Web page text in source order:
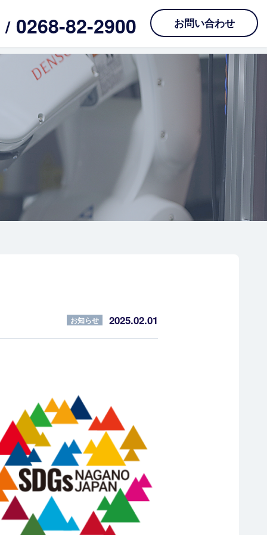
/ 0268-82-2900 お問い合わせ
お知らせ 2025.02.01